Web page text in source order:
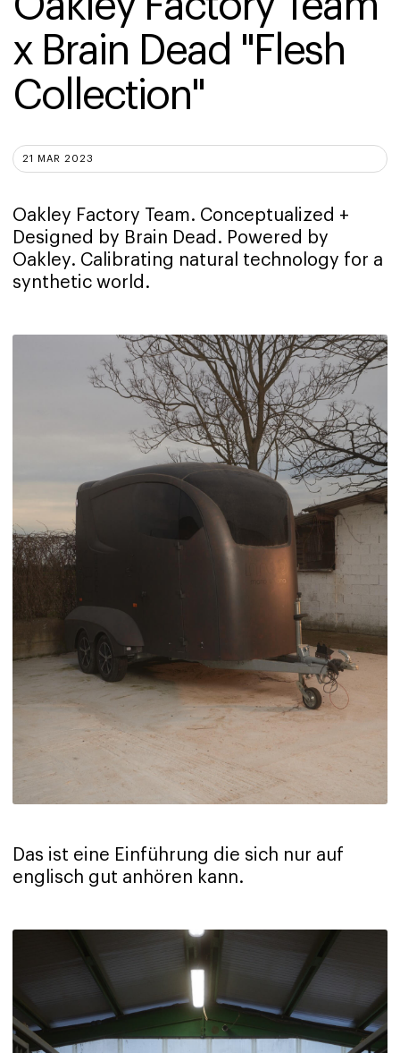
x Brain Dead "Flesh
Collection"
21 MAR 2023
Oakley Factory Team. Conceptualized +
Designed by Brain Dead. Powered by
Oakley. Calibrating natural technology for a
synthetic world.
Das ist eine Einführung die sich nur auf
englisch gut anhören kann.